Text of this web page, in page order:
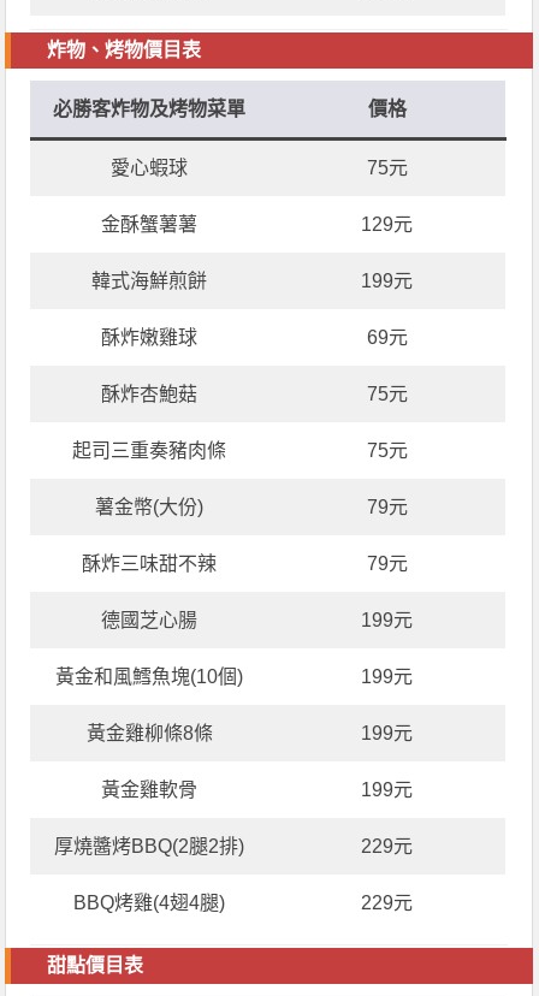
炸物、烤物價目表
必勝客炸物及烤物菜單 價格
愛心蝦球 75元
金酥蟹薯薯 129元
韓式海鮮煎餅 199元
酥炸嫩雞球 69元
酥炸杏鮑菇 75元
起司三重奏豬肉條 75元
薯金幣(大份) 79元
酥炸三味甜不辣 79元
德國芝心腸 199元
黃金和風鱈魚塊(10個) 199元
黃金雞柳條8條 199元
黃金雞軟骨 199元
厚燒醬烤BBQ(2腿2排) 229元
BBQ烤雞(4翅4腿) 229元
甜點價目表